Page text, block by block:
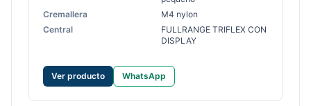
Cremallera
M4 nylon
Central
FULLRANGE TRIFLEX CON
DISPLAY
Ver producto WhatsApp